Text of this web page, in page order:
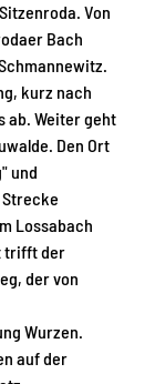
Von
Bach
kurz nach
ab. Weiter geht
Den Ort
und
Lossabach
trifft der
der von
Wurzen.
auf der